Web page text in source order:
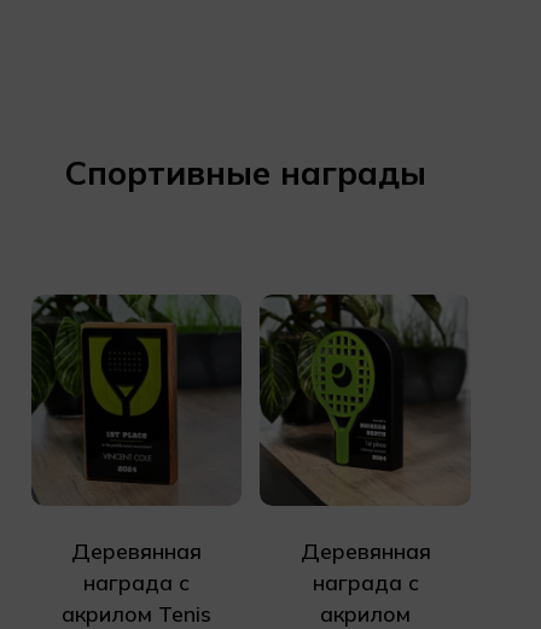
Спортивные награды
Деревянная
награда с
акрилом Tenis
Деревянная
награда с
акрилом